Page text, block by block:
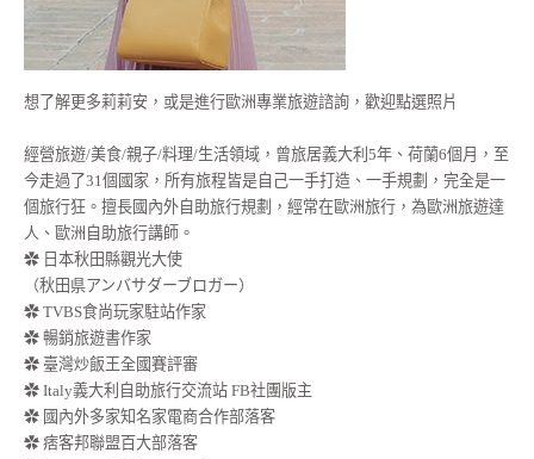
想了解更多莉莉安，或是進行歐洲專業旅遊諮詢，歡迎點選照片
經營旅遊/美食/親子/料理/生活領域，曾旅居義大利5年、荷蘭6個月，至
今走過了31個國家，所有旅程皆是自己一手打造、一手規劃，完全是一
個旅行狂。擅長國內外自助旅行規劃，經常在歐洲旅行，為歐洲旅遊達
人、歐洲自助旅行講師。
✿ 日本秋田縣觀光大使
（秋田県アンバサダーブロガー）
✿ TVBS食尚玩家駐站作家
✿ 暢銷旅遊書作家
✿ 臺灣炒飯王全國賽評審
✿ Italy義大利自助旅行交流站 FB社團版主
✿ 國內外多家知名家電商合作部落客
✿ 痞客邦聯盟百大部落客